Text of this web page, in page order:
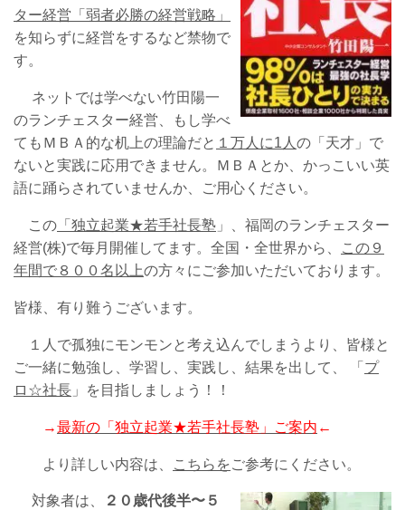
ター経営「弱者必勝の経営戦略」
を知らずに経営をするなど禁物で
す。
ネットでは学べない竹田陽一
のランチェスター経営、もし学べ
てもＭＢＡ的な机上の理論だと １万人に1人 の「天才」で
ないと実践に応用できません。ＭＢＡとか、かっこいい英
語に踊らされていませんか、ご用心ください。
この 「独立起業★若手社長塾 」、福岡のランチェスター
経営(株)で毎月開催してます。全国・全世界から、
この９
年間で８００名以上の方々にご参加いただいております。
皆様、有り難うございます。
１人で孤独にモンモンと考え込んでしまうより、皆様と
ご一緒に勉強し、学習し、実践し、結果を出して、 「 プ
ロ☆社長 」を目指しましょう！！
→最新の 「独立起業★若手社長塾」 ご案内 ←
より詳しい内容は、 こちらを ご参考にください。
対象者は、
２０歳代後半〜５